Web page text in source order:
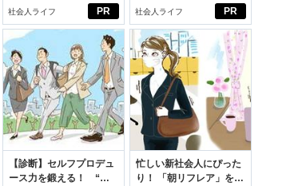
PR
ドの都市伝説
社会人ライフ PR
向きに♪社会人エリ・大
社会人ライフ
【診断】セルフプロデュ
ース力を鍛える！ “ジ
忙しい新社会人にぴった
り！ 「朝リフレア」をは